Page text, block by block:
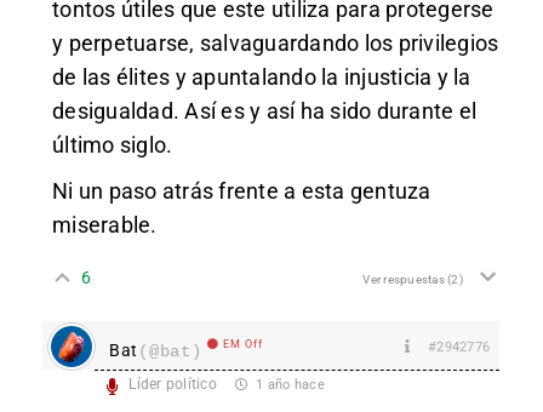
tontos útiles que este utiliza para protegerse
y perpetuarse, salvaguardando los privilegios
de las élites y apuntalando la injusticia y la
desigualdad. Así es y así ha sido durante el
último siglo.
Ni un paso atrás frente a esta gentuza
miserable.
6 Ver respuestas(2)
Bat (@bat) EM Off #2942776
Líder político 1 año hace